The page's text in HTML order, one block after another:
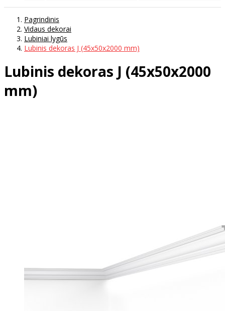
Pagrindinis
Vidaus dekorai
Lubiniai lygūs
Lubinis dekoras J (45x50x2000 mm)
Lubinis dekoras J (45x50x2000
mm)